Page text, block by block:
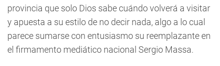
provincia que solo Dios sabe cuándo volverá a visitar
y apuesta a su estilo de no decir nada, algo a lo cual
parece sumarse con entusiasmo su reemplazante en
el firmamento mediático nacional Sergio Massa.